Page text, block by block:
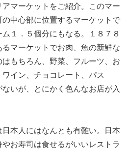
マーケットをご紹介。このマー
中心部に位置するマーケットで
１．５個分にもなる。１８７８
マーケットでお肉、魚の新鮮な
もちろん、野菜、フルーツ、お
イン、チョコレート、パス
いが、とにかく色んなお店が入
本人にはなんとも有難い。日本
お寿司は食せるがいいレストラ